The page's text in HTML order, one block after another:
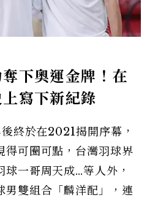
下奧運金牌！在
寫下新紀錄
終於在2021揭開序幕，
得可圈可點，台灣羽球界
一哥周天成…等人外，
男雙組合「麟洋配」，連